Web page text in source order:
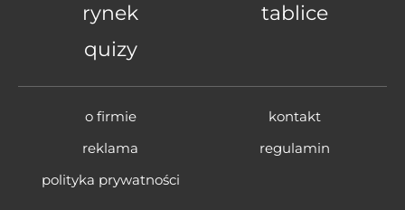
rynek
tablice
quizy
o firmie
kontakt
reklama
regulamin
polityka prywatności